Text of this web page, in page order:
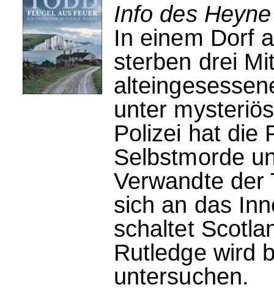
Info des
In einem Dorf
sterben drei
unter
Polizei hat die
Selbstmorde
Verwandte der
sich an das
schaltet
Rutledge wird
untersuchen.